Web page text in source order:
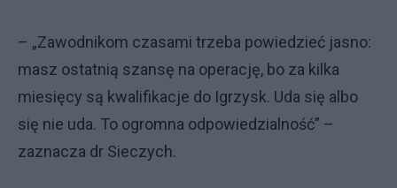
– „Zawodnikom czasami trzeba powiedzieć jasno:
masz ostatnią szansę na operację, bo za kilka
miesięcy są kwalifikacje do Igrzysk. Uda się albo
się nie uda. To ogromna odpowiedzialność” –
zaznacza dr Sieczych.